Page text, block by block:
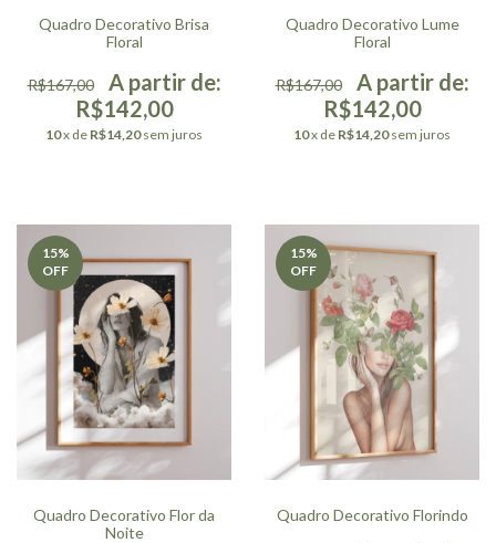
Quadro Decorativo Brisa
Floral
R$167,00
R$142,00
10x de R$14,20 sem juros
Quadro Decorativo Lume
Floral
R$167,00
R$142,00
10x de R$14,20 sem juros
15%
OFF
Quadro Decorativo Flor da
Noite
15%
OFF
Quadro Decorativo Florindo